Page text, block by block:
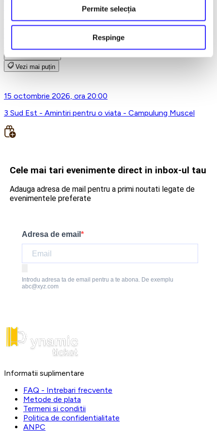
Permite selecția
Respinge
Trupa de teatru YuPPie ArT
Compania de Teatru Concordia
Vezi mai puțin
15 octombrie 2026, ora 20:00
3 Sud Est - Amintiri pentru o viata - Campulung Muscel
Cele mai tari evenimente direct in inbox-ul tau
Adauga adresa de mail pentru a primi noutati legate de
evenimentele preferate
Adresa de email
Introdu adresa ta de email pentru a te abona. De exemplu
abc@xyz.com
Informatii suplimentare
FAQ - Intrebari frecvente
Metode de plata
Termeni si conditii
Politica de confidentialitate
ANPC